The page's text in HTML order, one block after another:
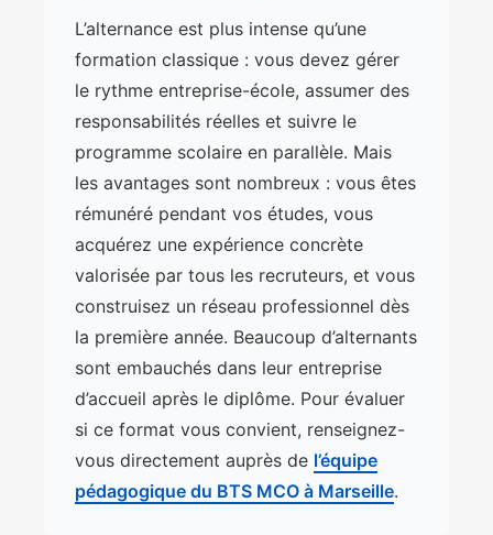
L’alternance est plus intense qu’une
formation classique : vous devez gérer
le rythme entreprise-école, assumer des
responsabilités réelles et suivre le
programme scolaire en parallèle. Mais
les avantages sont nombreux : vous êtes
rémunéré pendant vos études, vous
acquérez une expérience concrète
valorisée par tous les recruteurs, et vous
construisez un réseau professionnel dès
la première année. Beaucoup d’alternants
sont embauchés dans leur entreprise
d’accueil après le diplôme. Pour évaluer
si ce format vous convient, renseignez-
vous directement auprès de l’équipe
pédagogique du BTS MCO à Marseille.